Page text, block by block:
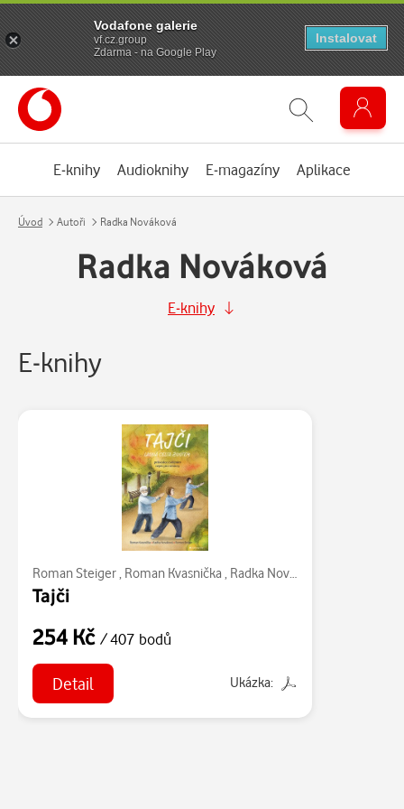
E-knihy Audioknihy E-magazíny Aplikace
Úvod Autoři Radka Nováková
Radka Nováková
E-knihy
E-knihy
Roman Steiger, Roman Kvasnička , Radka Nováková
Tajči
254 Kč / 407 bodů
Detail Ukázka:
Vodafone galerie
vf.cz.group
Zdarma - na Google Play
Instalovat